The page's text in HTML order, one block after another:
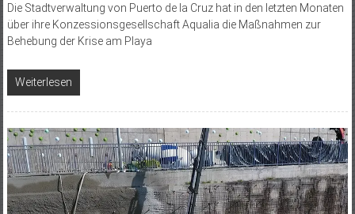
Die Stadtverwaltung von Puerto de la Cruz hat in den letzten Monaten
über ihre Konzessionsgesellschaft Aqualia die Maßnahmen zur
Behebung der Krise am Playa
Weiterlesen